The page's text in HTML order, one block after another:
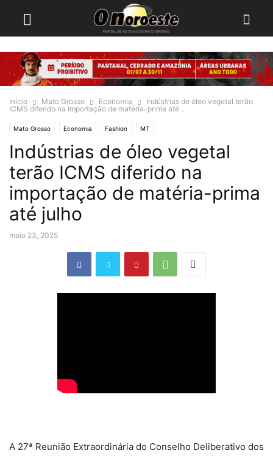
Início Mato Grosso Economia
Indústrias de óleo vegetal terão
ICMS diferido na importação de matéria-prima até...
Mato Grosso Economia Fashion MT
Indústrias de óleo vegetal
terão ICMS diferido na
importação de matéria-prima
até julho
maio 23, 2025
A 27ª Reunião Extraordinária do Conselho Deliberativo dos